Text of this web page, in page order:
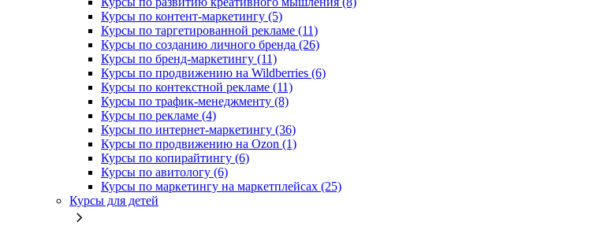
Курсы по контент-маркетингу (5)
Курсы по таргетированной рекламе (11)
Курсы по созданию личного бренда (26)
Курсы по бренд-маркетингу (11)
Курсы по продвижению на Wildberries (6)
Курсы по контекстной рекламе (11)
Курсы по трафик-менеджменту (8)
Курсы по рекламе (4)
Курсы по интернет-маркетингу (36)
Курсы по продвижению на Ozon (1)
Курсы по копирайтингу (6)
Курсы по авитологу (6)
Курсы по маркетингу на маркетплейсах (25)
Курсы для детей